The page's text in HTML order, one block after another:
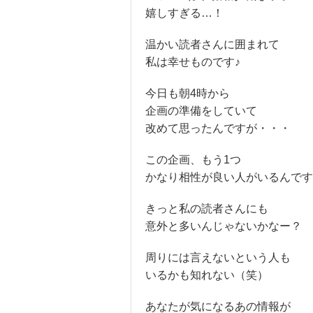
嬉しすぎる…！
温かい読者さんに囲まれて
私は幸せものです♪
今日も朝4時から
企画の準備をしていて
改めて思ったんですが・・・
この企画、もう1つ
かなり相性が良い人がいるんで
きっと私の読者さんにも
意外と多いんじゃないかなー？
周りには言えないという人も
いるかも知れない（笑）
あなたが気になるあの情報が